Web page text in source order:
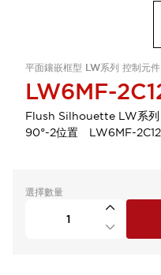
平面鑲嵌框型 LW系列 控制元件
LW6MF-
Flush Silhouette LW系
90°-2位置 LW6MF-
選擇數量